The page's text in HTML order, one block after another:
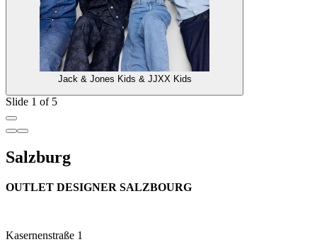
Jack & Jones Kids & JJXX Kids
Slide 1 of 5
Salzburg
OUTLET DESIGNER SALZBOURG
Kasernenstraße 1